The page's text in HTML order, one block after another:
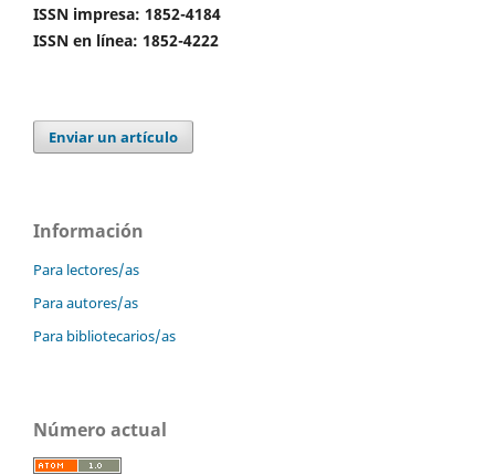
ISSN impresa: 1852-4184
ISSN en línea: 1852-4222
Enviar un artículo
Información
Para lectores/as
Para autores/as
Para bibliotecarios/as
Número actual